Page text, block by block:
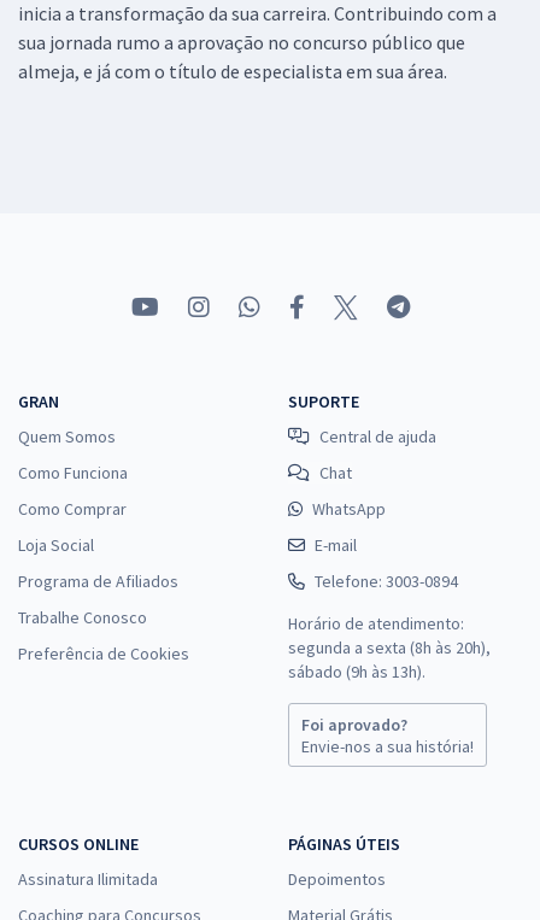
inicia a transformação da sua carreira. Contribuindo com a
sua jornada rumo a aprovação no concurso público que
almeja, e já com o título de especialista em sua área.
GRAN
Quem Somos
Como Funciona
Como Comprar
Loja Social
Programa de Afiliados
Trabalhe Conosco
Preferência de Cookies
SUPORTE
Central de ajuda
Chat
WhatsApp
E-mail
Telefone: 3003-0894
Horário de atendimento:
segunda a sexta (8h às 20h),
sábado (9h às 13h).
Foi aprovado?
Envie-nos a sua história!
CURSOS ONLINE
Assinatura Ilimitada
Coaching para Concursos
PÁGINAS ÚTEIS
Depoimentos
Material Grátis